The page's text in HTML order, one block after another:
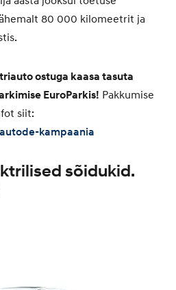
80 000 kilomeetrit ja
ostuga kaasa tasuta
EuroParkis! Pakkumise
siit:
kampaania
sõidukid.